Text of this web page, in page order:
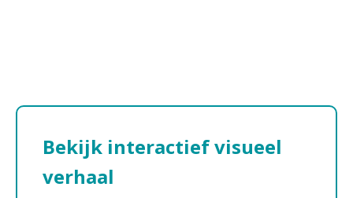
Bekijk interactief visueel
verhaal